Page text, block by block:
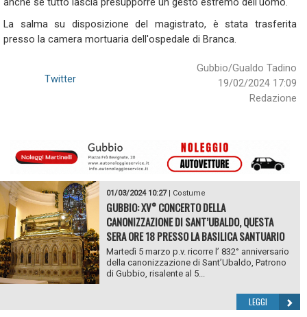
La salma su disposizione del magistrato, è stata trasferita
presso la camera mortuaria dell'ospedale di Branca.
Gubbio/Gualdo Tadino
19/02/2024 17:09
Redazione
Twitter
01/03/2024 10:27| Costume
GUBBIO: XV° CONCERTO DELLA
CANONIZZAZIONE DI SANT’UBALDO, QUESTA
SERA ORE 18 PRESSO LA BASILICA SANTUARIO
Martedì 5 marzo p.v. ricorre l’ 832° anniversario
della canonizzazione di Sant’Ubaldo, Patrono
di Gubbio, risalente al 5...
LEGGI